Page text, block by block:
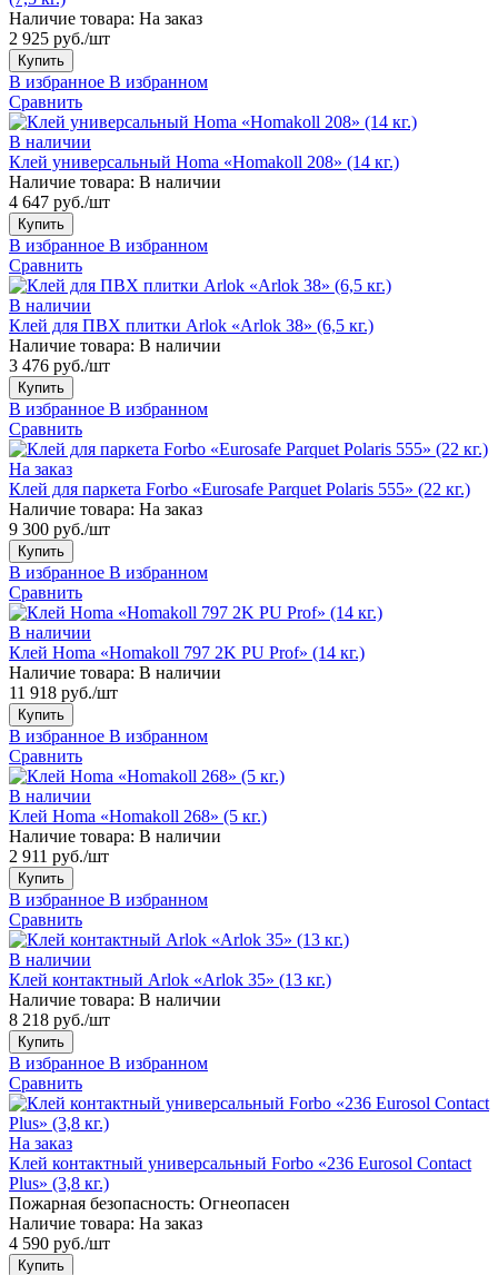
Наличие товара: На заказ
2 925 руб./шт
Купить
В избранное В избранном
Сравнить
В наличии
Клей универсальный Homa «Homakoll 208» (14 кг.)
Наличие товара: В наличии
4 647 руб./шт
Купить
В избранное В избранном
Сравнить
В наличии
Клей для ПВХ плитки Arlok «Arlok 38» (6,5 кг.)
Наличие товара: В наличии
3 476 руб./шт
Купить
В избранное В избранном
Сравнить
На заказ
Клей для паркета Forbo «Eurosafe Parquet Polaris 555» (22 кг.)
Наличие товара: На заказ
9 300 руб./шт
Купить
В избранное В избранном
Сравнить
В наличии
Клей Homa «Homakoll 797 2K PU Prof» (14 кг.)
Наличие товара: В наличии
11 918 руб./шт
Купить
В избранное В избранном
Сравнить
В наличии
Клей Homa «Homakoll 268» (5 кг.)
Наличие товара: В наличии
2 911 руб./шт
Купить
В избранное В избранном
Сравнить
В наличии
Клей контактный Arlok «Arlok 35» (13 кг.)
Наличие товара: В наличии
8 218 руб./шт
Купить
В избранное В избранном
Сравнить
На заказ
Клей контактный универсальный Forbo «236 Eurosol Contact
Plus» (3,8 кг.)
Пожарная безопасность: Огнеопасен
Наличие товара: На заказ
4 590 руб./шт
Купить